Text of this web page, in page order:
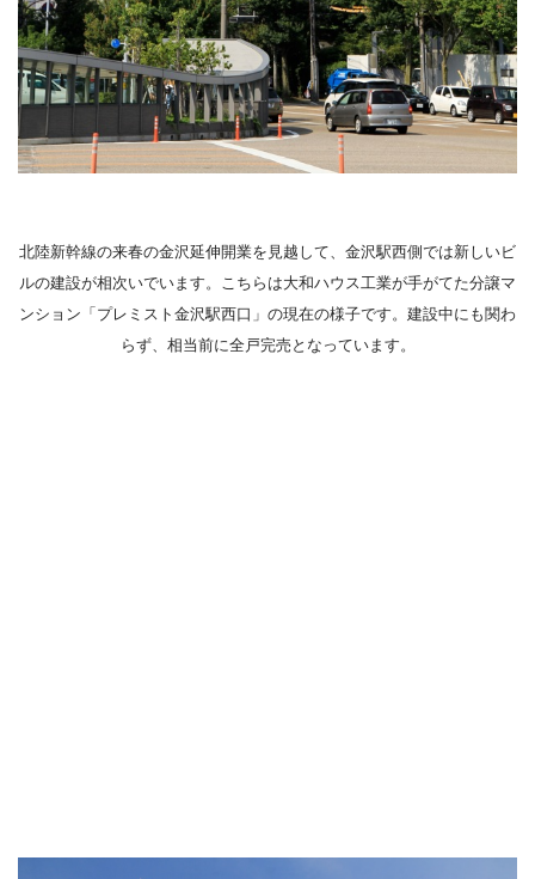
北陸新幹線の来春の金沢延伸開業を見越して、金沢駅西側では新しいビ
ルの建設が相次いでいます。こちらは大和ハウス工業が手がてた分譲マ
ンション「プレミスト金沢駅西口」の現在の様子です。建設中にも関わ
らず、相当前に全戸完売となっています。